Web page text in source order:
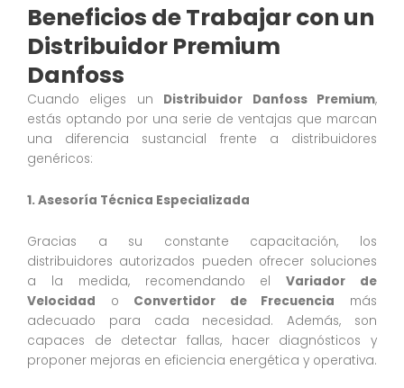
Beneficios de Trabajar con un
Distribuidor Premium
Danfoss
Cuando eliges un Distribuidor Danfoss Premium,
estás optando por una serie de ventajas que marcan
una diferencia sustancial frente a distribuidores
genéricos:
1. Asesoría Técnica Especializada
Gracias a su constante capacitación, los
distribuidores autorizados pueden ofrecer soluciones
a la medida, recomendando elVariador de
Velocidad o Convertidor de Frecuencia más
adecuado para cada necesidad. Además, son
capaces de detectar fallas, hacer diagnósticos y
proponer mejoras en eficiencia energética y operativa.